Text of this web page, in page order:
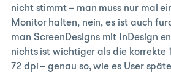
nicht stimmt – man muss nur mal
Monitor halten, nein, es ist auch
man ScreenDesigns mit InDesign
nichts ist wichtiger als die korrekte
72 dpi – genau so, wie es User